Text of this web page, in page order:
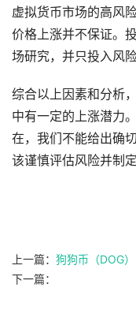
虚拟货币市场的高风
价格上涨并不保证。
场研究，并只投入风
综合以上因素和分析
中有一定的上涨潜力
在，我们不能给出确
该谨慎评估风险并制
上一篇： 狗狗币（DOG
下一篇：